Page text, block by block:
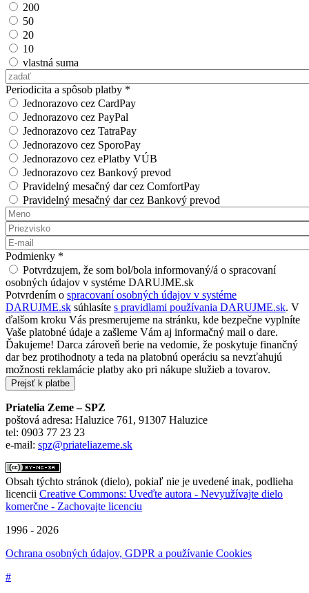
200
50
20
10
vlastná suma
Vlastná suma
Periodicita a spôsob platby *
Jednorazovo cez CardPay
Jednorazovo cez PayPal
Jednorazovo cez TatraPay
Jednorazovo cez SporoPay
Jednorazovo cez ePlatby VÚB
Jednorazovo cez Bankový prevod
Pravidelný mesačný dar cez ComfortPay
Pravidelný mesačný dar cez Bankový prevod
Meno
Priezvisko
E-mail
Podmienky *
Potvrdzujem, že som bol/bola informovaný/á o spracovaní
osobných údajov v systéme DARUJME.sk
Potvrdením o spracovaní osobných údajov v systéme
DARUJME.sk súhlasíte s pravidlami používania DARUJME.sk. V
ďalšom kroku Vás presmerujeme na stránku, kde bezpečne vyplníte
Vaše platobné údaje a zašleme Vám aj informačný mail o dare.
Ďakujeme! Darca zároveň berie na vedomie, že poskytuje finančný
dar bez protihodnoty a teda na platobnú operáciu sa nevzťahujú
možnosti reklamácie platby ako pri nákupe služieb a tovarov.
Priatelia Zeme – SPZ
poštová adresa: Haluzice 761, 91307 Haluzice
tel: 0903 77 23 23
e-mail: spz@priateliazeme.sk
Obsah týchto stránok (dielo), pokiaľ nie je uvedené inak, podlieha
licencii Creative Commons: Uveďte autora - Nevyužívajte dielo
komerčne - Zachovajte licenciu
1996 - 2026
Ochrana osobných údajov, GDPR a používanie Cookies
#